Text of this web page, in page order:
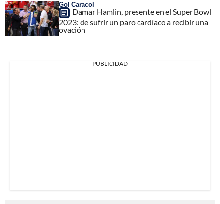
Gol Caracol
Damar Hamlin, presente en el Super Bowl
2023: de sufrir un paro cardíaco a recibir una
ovación
PUBLICIDAD